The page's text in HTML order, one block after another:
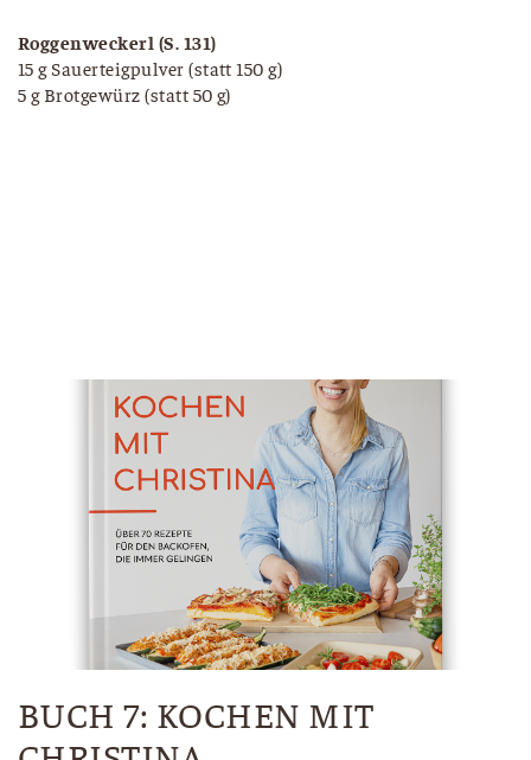
Roggenweckerl (S. 131)
15 g Sauerteigpulver (statt 150 g)
5 g Brotgewürz (statt 50 g)
BUCH 7: KOCHEN MIT